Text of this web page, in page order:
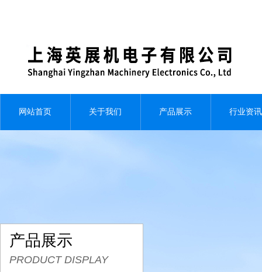
网站首页 关于我们 产品展示 行业资讯
产品展示
PRODUCT DISPLAY